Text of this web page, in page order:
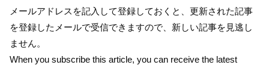
メールアドレスを記入して登録しておくと、更新された記事
を登録したメールで受信できますので、新しい記事を見逃し
ません。
When you subscribe this article, you can receive the latest